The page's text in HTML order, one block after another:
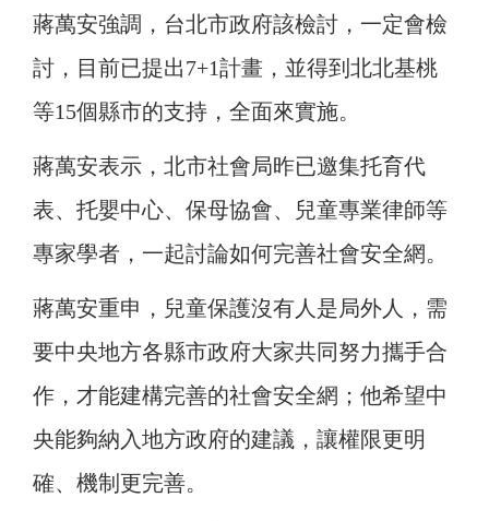
蔣萬安強調，台北市政府該檢討，一定會檢
討，目前已提出7+1計畫，並得到北北基桃
等15個縣市的支持，全面來實施。
蔣萬安表示，北市社會局昨已邀集托育代
表、托嬰中心、保母協會、兒童專業律師等
專家學者，一起討論如何完善社會安全網。
蔣萬安重申，兒童保護沒有人是局外人，需
要中央地方各縣市政府大家共同努力攜手合
作，才能建構完善的社會安全網；他希望中
央能夠納入地方政府的建議，讓權限更明
確、機制更完善。